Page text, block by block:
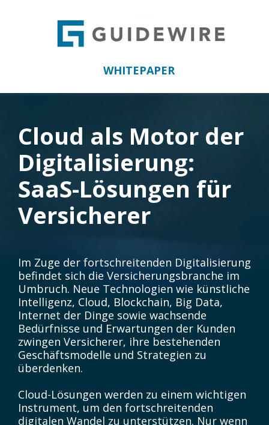
WHITEPAPER
Cloud als Motor der
Digitalisierung:
SaaS-Lösungen für
Versicherer
Im Zuge der fortschreitenden Digitalisierung
befindet sich die Versicherungsbranche im
Umbruch. Neue Technologien wie künstliche
Intelligenz, Cloud, Blockchain, Big Data,
Internet der Dinge sowie wachsende
Bedürfnisse und Erwartungen der Kunden
zwingen Versicherer, ihre bestehenden
Geschäftsmodelle und Strategien zu
überdenken.
Cloud-Lösungen werden zu einem wichtigen
Instrument, um den fortschreitenden
digitalen Wandel zu unterstützen. Nur wenn